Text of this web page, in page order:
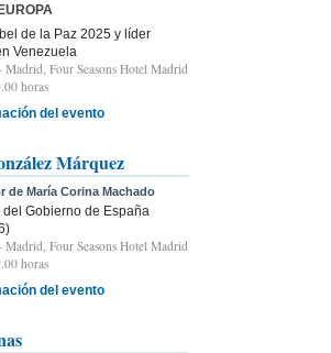
de la Paz 2025 y líder
Venezuela
Madrid, Four Seasons Hotel Madrid
horas
del evento
Márquez
de María Corina Machado
del Gobierno de España
Madrid, Four Seasons Hotel Madrid
horas
del evento